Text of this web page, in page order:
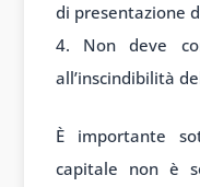
di presentazione
Non deve
all’inscindibilità
È importante
capitale non è